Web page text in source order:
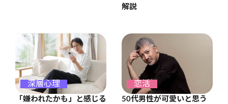
解説
深層心理
「嫌われたかも」と感じる
恋活
50代男性が可愛いと思う